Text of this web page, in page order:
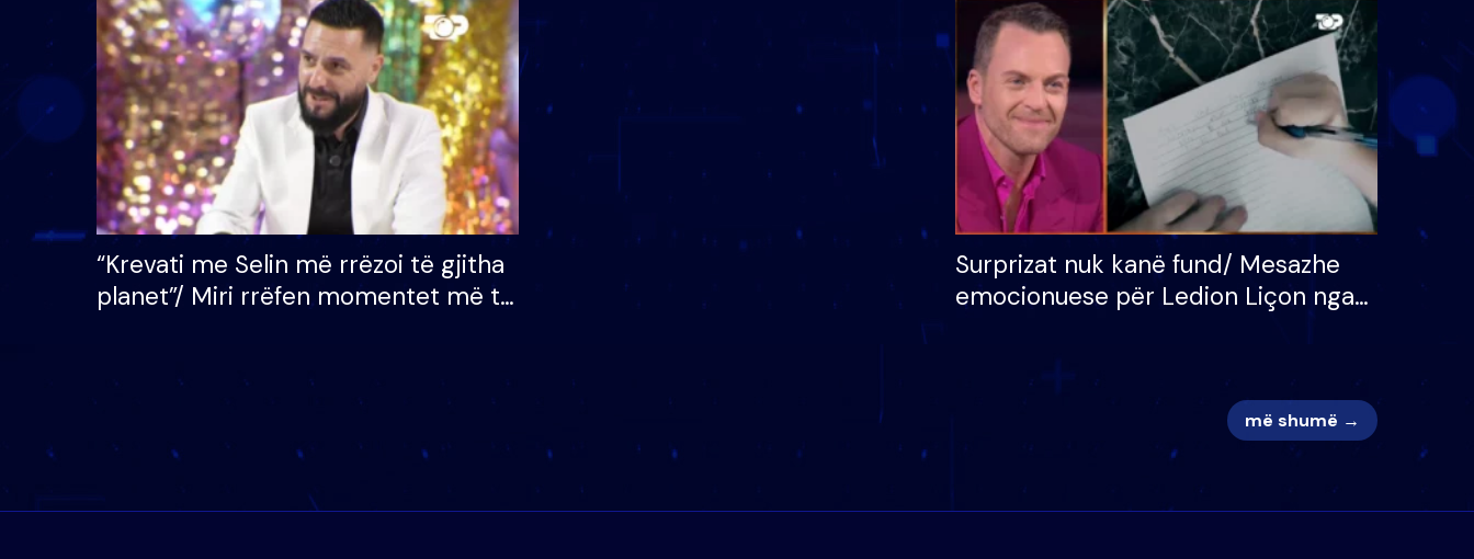
çmimin e madh prej 100
mijë eurosh
dhe humb mundësinë për
të fituar çmimin e madh
S’kemi ndonjë letër divorci
apo jo?
“Krevati me Selin më rrëzoi të gjitha
planet”/ Miri rrëfen momentet më të
Surprizat nuk kanë fund/ Mesazhe
emocionuese për Ledion Liçon nga
më shumë →